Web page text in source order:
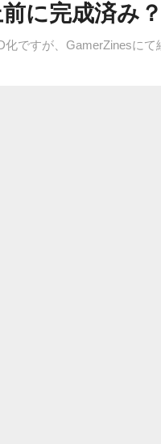
に完成済み？
ですが、GamerZinesにて